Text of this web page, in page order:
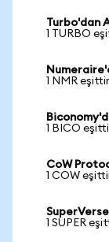
Turbo'dan
1 TURBO
1 NMR
1 BICO
CoW
1 COW
1 SUPER